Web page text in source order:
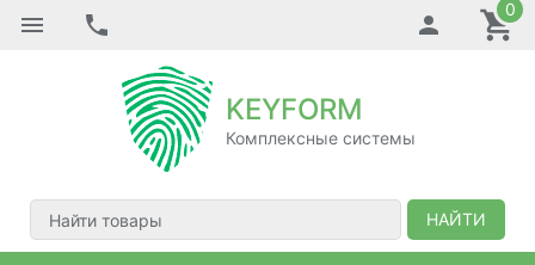
0
KEYFORM
Комплексные системы
НАЙТИ